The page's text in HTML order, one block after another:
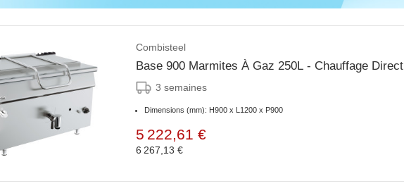
Combisteel
Base 900 Marmites À Gaz 250L - Chauffage Direct
3 semaines
Dimensions (mm): H900 x L1200 x P900
5 222,61 €
6 267,13 €